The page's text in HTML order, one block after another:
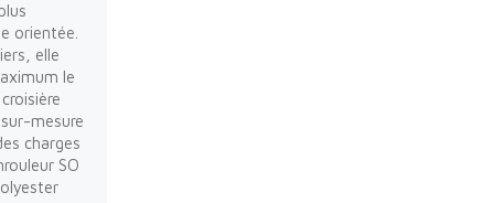
orientée.
elle
le
mesure
charges
SO